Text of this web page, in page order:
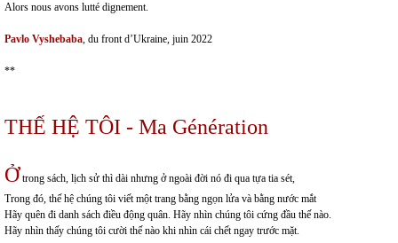
Alors nous avons lutté dignement.
Pavlo Vyshebaba, du front d’Ukraine, juin 2022
**
THẾ HỆ TÔI - Ma Génération
Ở trong sách, lịch sử thì dài nhưng ở ngoài đời nó đi qua tựa tia sét,
Trong đó, thế hệ chúng tôi viết một trang bằng ngọn lửa và bằng nước mắt
Hãy quên đi danh sách điều động quân. Hãy nhìn chúng tôi cứng đầu thế nào.
Hãy nhìn thấy chúng tôi cười thế nào khi nhìn cái chết ngay trước mặt.